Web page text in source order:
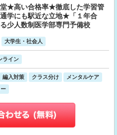
★高い合格率★徹底した学習管
学にも駅近な立地★「１年合
少人数制医学部専門予備校
大学生・社会人
ライン
編入対策 クラス分け
メンタルケア